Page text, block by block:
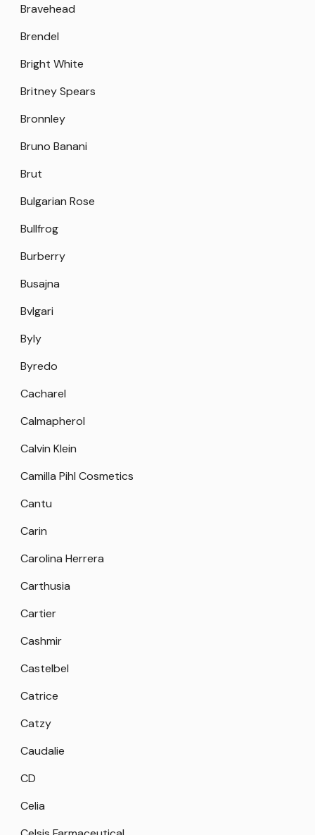
Bravehead
Brendel
Bright White
Britney Spears
Bronnley
Bruno Banani
Brut
Bulgarian Rose
Bullfrog
Burberry
Busajna
Bvlgari
Byly
Byredo
Cacharel
Calmapherol
Calvin Klein
Camilla Pihl Cosmetics
Cantu
Carin
Carolina Herrera
Carthusia
Cartier
Cashmir
Castelbel
Catrice
Catzy
Caudalie
CD
Celia